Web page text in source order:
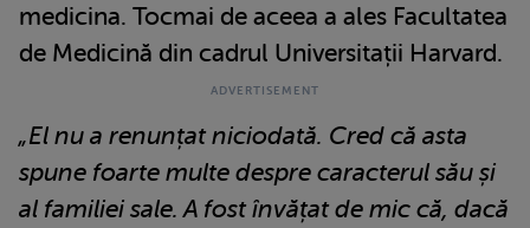
medicina. Tocmai de aceea a ales Facultatea
de Medicină din cadrul Universitații Harvard.
„El nu a renunțat niciodată. Cred că asta
spune foarte multe despre caracterul său și
al familiei sale. A fost învățat de mic că, dacă